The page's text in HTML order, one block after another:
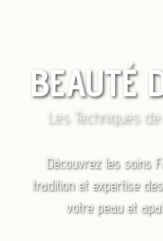
BEAUTÉ
Les Techniques
Découvrez les soins
tradition et expertise
votre peau et